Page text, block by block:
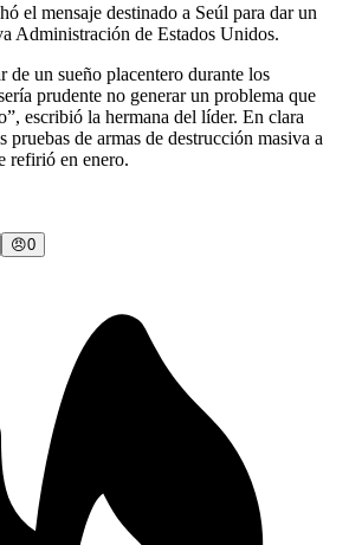
el mensaje destinado a Seúl para dar un
Administración de Estados Unidos.
de un sueño placentero durante los
prudente no generar un problema que
escribió la hermana del líder. En clara
pruebas de armas de destrucción masiva a
refirió en enero.
😠0